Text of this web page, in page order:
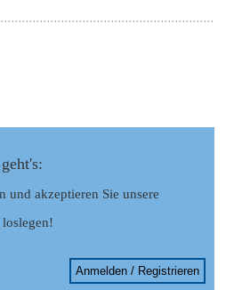
und akzeptieren Sie unsere
Anmelden / Registrieren